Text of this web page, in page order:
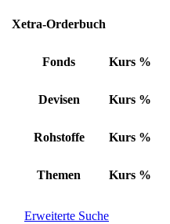
Xetra-Orderbuch
Fonds Kurs %
Devisen Kurs %
Rohstoffe Kurs %
Themen Kurs %
Erweiterte Suche